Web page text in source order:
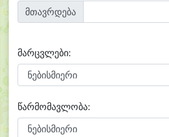
მთავრდება
მარცვლები:
წარმომავლობა: